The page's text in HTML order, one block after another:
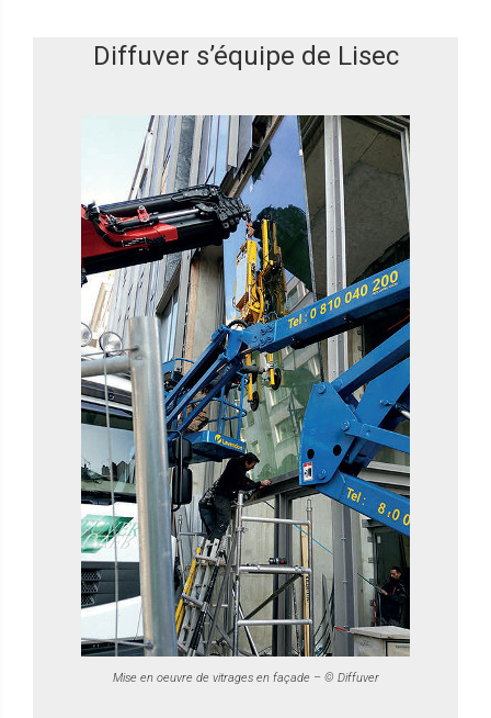
Diffuver s’équipe de Lisec
Mise en oeuvre de vitrages en façade – © Diffuver